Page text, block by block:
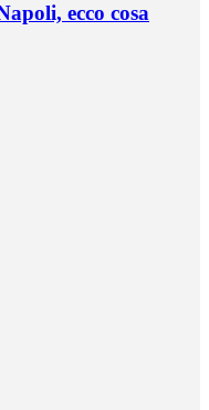
ecco cosa